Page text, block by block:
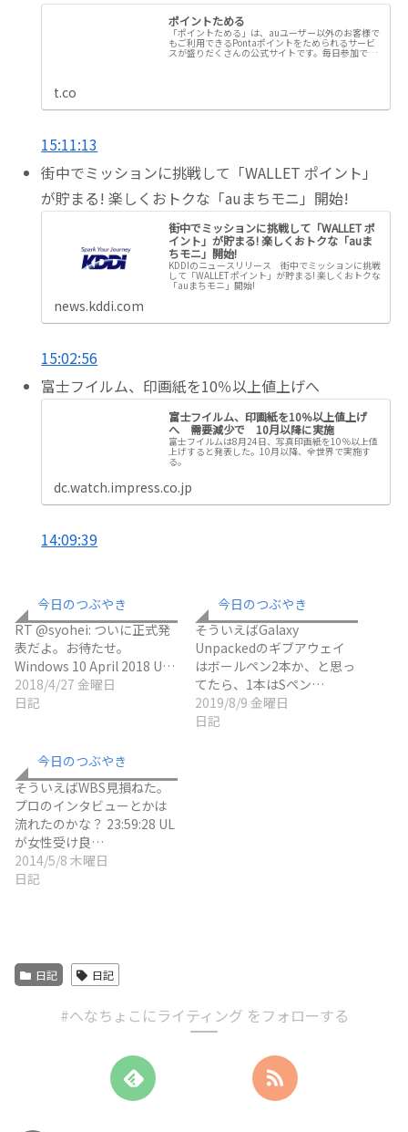
ポイントためる
「ポイントためる」は、auユーザー以外のお客様で
もご利用できるPontaポイントをためられるサービ
スが盛りだくさんの公式サイトです。毎日参加でき
t.co
15:11:13
街中でミッションに挑戦して「WALLET ポイント」
が貯まる! 楽しくおトクな「auまちモニ」開始!
街中でミッションに挑戦して「WALLET ポ
イント」が貯まる! 楽しくおトクな「auま
ちモニ」開始!
KDDIのニュースリリース 街中でミッションに挑戦
して「WALLET ポイント」が貯まる! 楽しくおトクな
「auまちモニ」開始!
news.kddi.com
15:02:56
富士フイルム、印画紙を10％以上値上げへ
富士フイルム、印画紙を10％以上値上げ
へ 需要減少で 10月以降に実施
富士フイルムは8月24日、写真印画紙を10％以上値
上げすると発表した。10月以降、全世界で実施す
る。
dc.watch.impress.co.jp
14:09:39
今日のつぶやき
RT @syohei: ついに正式発
表だよ。お待たせ。
Windows 10 April 2018 U…
2018/4/27 金曜日
日記
今日のつぶやき
そういえばGalaxy
Unpackedのギブアウェイ
はボールペン2本か、と思っ
てたら、1本はSペン…
2019/8/9 金曜日
日記
今日のつぶやき
そういえばWBS見損ねた。
プロのインタビューとかは
流れたのかな？ 23:59:28 UL
が女性受け良…
2014/5/8 木曜日
日記
日記 日記
#へなちょこにライティング をフォローする